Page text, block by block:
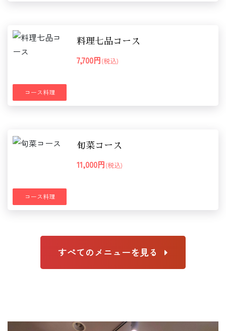
コース料理
料理七品コース
7,700円(税込)
コース料理
旬菜コース
11,000円(税込)
すべてのメニューを見る